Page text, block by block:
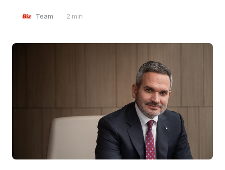
Team 2 min